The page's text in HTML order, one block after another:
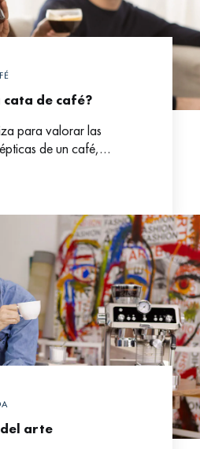
de café?
para valorar las
de un café,
arte